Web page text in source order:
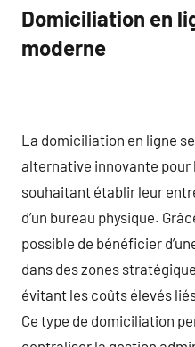
Domiciliation en
moderne
La domiciliation en ligne
alternative innovante
souhaitant établir leur
d’un bureau physique.
possible de bénéficier
dans des zones
évitant les coûts élevés
Ce type de domiciliation